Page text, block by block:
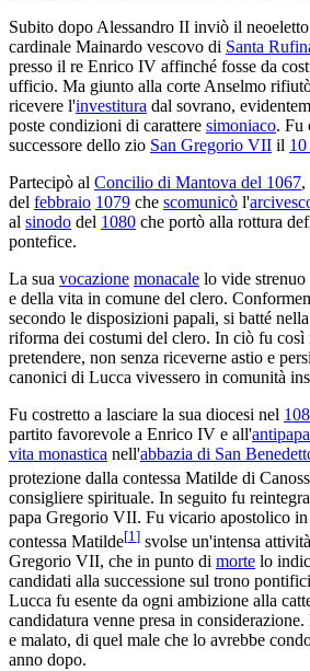
Subito dopo Alessandro II inviò il
cardinale Mainardo vescovo di Santa
presso il re Enrico IV affinché fosse da
ufficio. Ma giunto alla corte Anselmo
ricevere l'investitura dal sovrano,
poste condizioni di carattere simoniaco. Fu
successore dello zio San Gregorio VII il 10
Partecipò al Concilio di Mantova del 1067,
del febbraio 1079 che scomunicò l'
al sinodo del 1080 che portò alla rottura
pontefice.
La sua vocazione monacale lo vide strenuo
e della vita in comune del clero.
secondo le disposizioni papali, si batté
riforma dei costumi del clero. In ciò fu così
pretendere, non senza riceverne astio e
canonici di Lucca vivessero in comunità
Fu costretto a lasciare la sua diocesi nel
partito favorevole a Enrico IV e all'
vita monastica nell'abbazia di San
protezione dalla contessa Matilde di
consigliere spirituale. In seguito fu
papa Gregorio VII. Fu vicario apostolico
contessa Matilde[1 ] svolse un'intensa
Gregorio VII, che in punto di morte lo
candidati alla successione sul trono
Lucca fu esente da ogni ambizione alla
candidatura venne presa in
e malato, di quel male che lo avrebbe
anno dopo.